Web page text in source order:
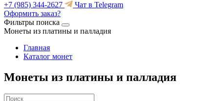
+7 (985) 344-2627
Чат в Telegram
Оформить заказ?
Фильтры поиска
Монеты из платины и палладия
Главная
Каталог монет
Монеты из платины и палладия